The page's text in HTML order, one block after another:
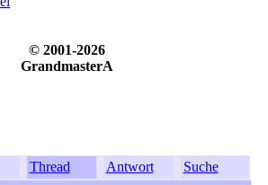
© 2001-2026
GrandmasterA
Thread Antwort
Suche